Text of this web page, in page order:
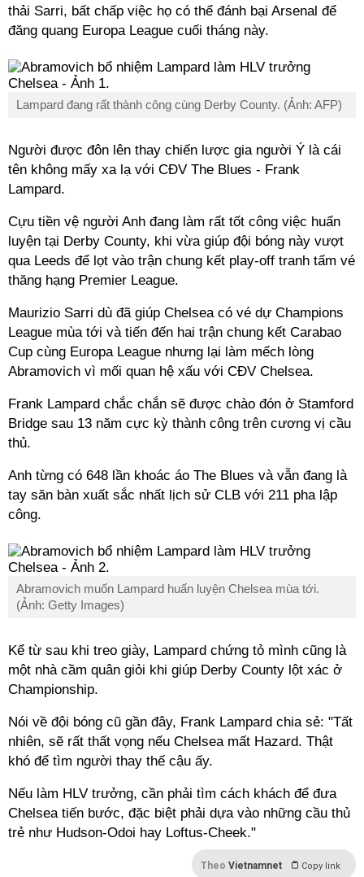
thải Sarri, bất chấp việc họ có thể đánh bại Arsenal để
đăng quang Europa League cuối tháng này.
Lampard đang rất thành công cùng Derby County. (Ảnh: AFP)
Người được đôn lên thay chiến lược gia người Ý là cái
tên không mấy xa lạ với CĐV The Blues - Frank
Lampard.
Cựu tiền vệ người Anh đang làm rất tốt công việc huấn
luyện tại Derby County, khi vừa giúp đội bóng này vượt
qua Leeds để lọt vào trận chung kết play-off tranh tấm vé
thăng hạng Premier League.
Maurizio Sarri dù đã giúp Chelsea có vé dự Champions
League mùa tới và tiến đến hai trận chung kết Carabao
Cup cùng Europa League nhưng lại làm mếch lòng
Abramovich vì mối quan hệ xấu với CĐV Chelsea.
Frank Lampard chắc chắn sẽ được chào đón ở Stamford
Bridge sau 13 năm cực kỳ thành công trên cương vị cầu
thủ.
Anh từng có 648 lần khoác áo The Blues và vẫn đang là
tay săn bàn xuất sắc nhất lịch sử CLB với 211 pha lập
công.
Abramovich muốn Lampard huấn luyện Chelsea mùa tới.
(Ảnh: Getty Images)
Kể từ sau khi treo giày, Lampard chứng tỏ mình cũng là
một nhà cầm quân giỏi khi giúp Derby County lột xác ở
Championship.
Nói về đội bóng cũ gần đây, Frank Lampard chia sẻ: "Tất
nhiên, sẽ rất thất vọng nếu Chelsea mất Hazard. Thật
khó để tìm người thay thế cậu ấy.
Nếu làm HLV trưởng, cần phải tìm cách khách để đưa
Chelsea tiến bước, đặc biệt phải dựa vào những cầu thủ
trẻ như Hudson-Odoi hay Loftus-Cheek."
Theo Vietnamnet Copy link